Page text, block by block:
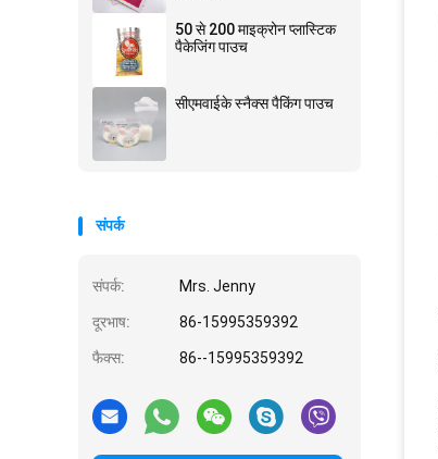
50 से 200 माइक्रोन प्लास्टिक
पैकेजिंग पाउच
सीएमवाईके स्नैक्स पैकिंग पाउच
संपर्क
संपर्क: Mrs. Jenny
दूरभाष: 86-15995359392
फैक्स: 86--15995359392